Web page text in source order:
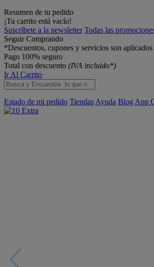
Resumen de tu pedido
¡Tu carrito está vacío!
Suscríbete a la newsletter Todas las
Seguir Comprando
*Descuentos, cupones y servicios son
Pago 100% seguro
Total con descuento (IVA incluido*)
Ir Al Carrito
Estado de mi pedido Tiendas Ayuda Blog App